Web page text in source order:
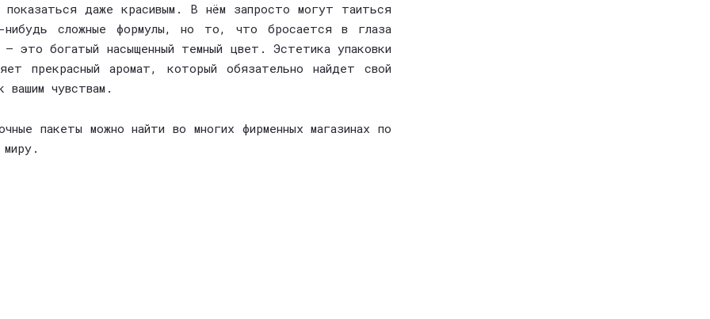
показаться даже красивым. В нём запросто могут таиться
нибудь сложные формулы, но то, что бросается в глаза
– это богатый насыщенный темный цвет. Эстетика упаковки
прекрасный аромат, который обязательно найдет свой
вашим чувствам.
пакеты можно найти во многих фирменных магазинах по
миру.